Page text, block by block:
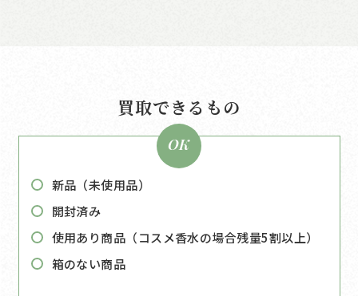
買取できるもの
OK
新品（未使用品）
開封済み
使用あり商品（コスメ香水の場合残量5割以上）
箱のない商品